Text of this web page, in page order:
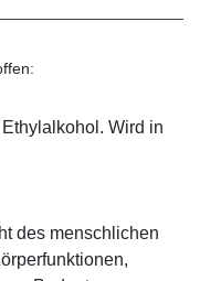
Wird in
des menschlichen